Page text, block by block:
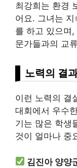
최강희는 환경
어요. 그녀는
를 하고 있으며
문가들과의 교
노력의 결
이런 노력의 결
대회에서 우수
기는 많은 학생
것이 얼마나 중
김진아 양양